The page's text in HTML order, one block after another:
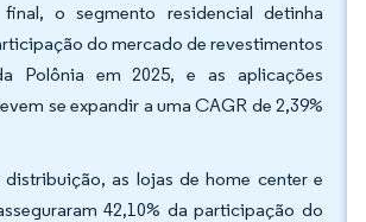
o segmento residencial detinha
do mercado de revestimentos
Polônia em 2025, e as aplicações
se expandir a uma CAGR de 2,39%
distribuição, as lojas de home center e
42,10% da participação do